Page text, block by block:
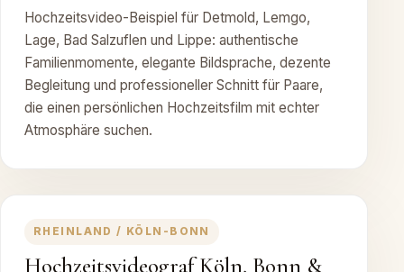
Hochzeitsvideo-Beispiel für Detmold, Lemgo,
Lage, Bad Salzuflen und Lippe: authentische
Familienmomente, elegante Bildsprache, dezente
Begleitung und professioneller Schnitt für Paare,
die einen persönlichen Hochzeitsfilm mit echter
Atmosphäre suchen.
RHEINLAND / KÖLN-BONN
Hochzeitsvideograf Köln, Bonn &